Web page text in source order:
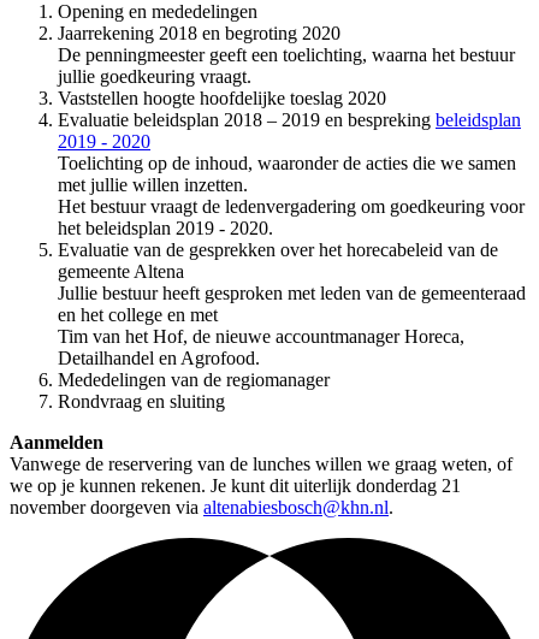
Opening en mededelingen
Jaarrekening 2018 en begroting 2020
De penningmeester geeft een toelichting, waarna het bestuur
jullie goedkeuring vraagt.
Vaststellen hoogte hoofdelijke toeslag 2020
Evaluatie beleidsplan 2018 – 2019 en bespreking beleidsplan
2019 - 2020
Toelichting op de inhoud, waaronder de acties die we samen
met jullie willen inzetten.
Het bestuur vraagt de ledenvergadering om goedkeuring voor
het beleidsplan 2019 - 2020.
Evaluatie van de gesprekken over het horecabeleid van de
gemeente Altena
Jullie bestuur heeft gesproken met leden van de gemeenteraad
en het college en met
Tim van het Hof, de nieuwe accountmanager Horeca,
Detailhandel en Agrofood.
Mededelingen van de regiomanager
Rondvraag en sluiting
Aanmelden
Vanwege de reservering van de lunches willen we graag weten, of
we op je kunnen rekenen. Je kunt dit uiterlijk donderdag 21
november doorgeven via altenabiesbosch@khn.nl.